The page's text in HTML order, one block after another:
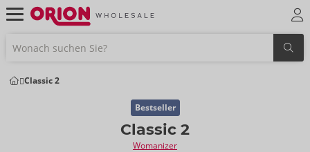
Classic 2
Bestseller
Classic 2
Womanizer